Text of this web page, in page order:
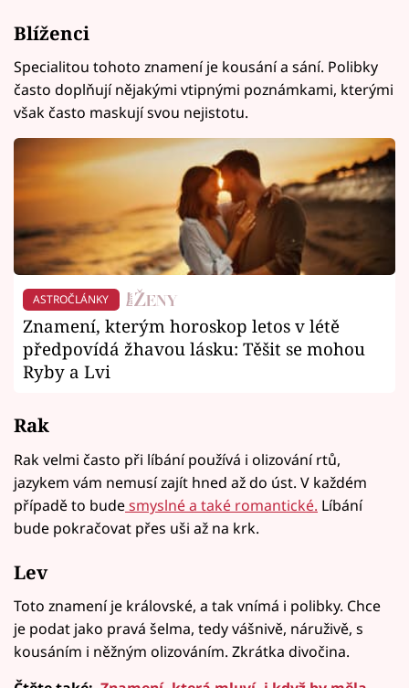
Blíženci
Specialitou tohoto znamení je kousání a sání. Polibky
často doplňují nějakými vtipnými poznámkami, kterými
však často maskují ​​svou nejistotu.
ASTROČLÁNKY
Znamení, kterým horoskop letos v létě
předpovídá žhavou lásku: Těšit se mohou
Ryby a Lvi
Rak
Rak velmi často při líbání používá i olizování rtů,
jazykem vám nemusí zajít hned až do úst. V každém
případě to budesmyslné a také romantické. Líbání
bude pokračovat přes uši až na krk.
Lev
Toto znamení je královské, a tak vnímá i polibky. Chce
je podat jako pravá šelma, tedy vášnivě, náruživě, s
kousáním i něžným olizováním. Zkrátka divočina.